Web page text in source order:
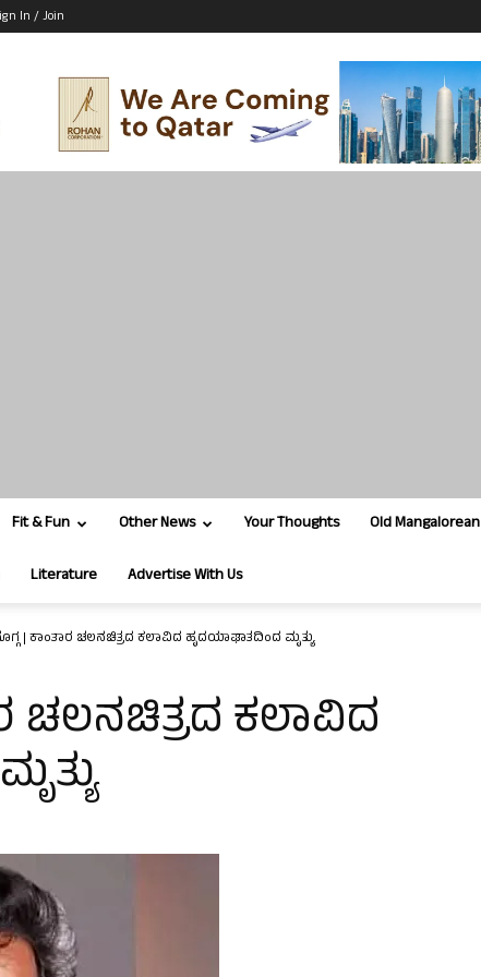
In / Join
Fit & Fun Other News Your Thoughts Old Mangalorean
Literature Advertise With Us
| ಕಾಂತಾರ ಚಲನಚಿತ್ರದ ಕಲಾವಿದ ಹೃದಯಾಘಾತದಿಂದ ಮೃತ್ಯು
ಚಲನಚಿತ್ರದ ಕಲಾವಿದ